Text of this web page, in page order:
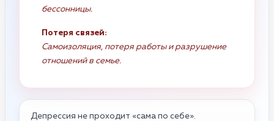
бессонницы.
Потеря связей:
Самоизоляция, потеря работы и разрушение
отношений в семье.
Депрессия не проходит «сама по себе».